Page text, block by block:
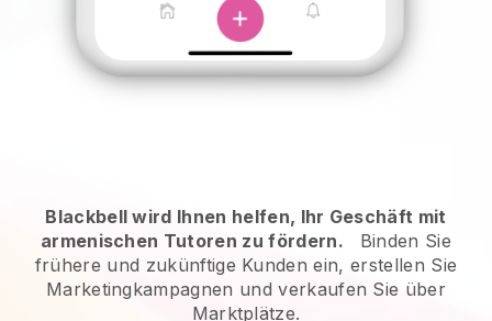
Blackbell wird Ihnen helfen, Ihr Geschäft mit
armenischen Tutoren zu fördern.
Binden Sie
frühere und zukünftige Kunden ein, erstellen Sie
Marketingkampagnen und verkaufen Sie über
Marktplätze.